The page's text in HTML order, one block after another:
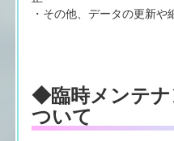
・その他、データの更新や
◆臨時メンテナ
ついて